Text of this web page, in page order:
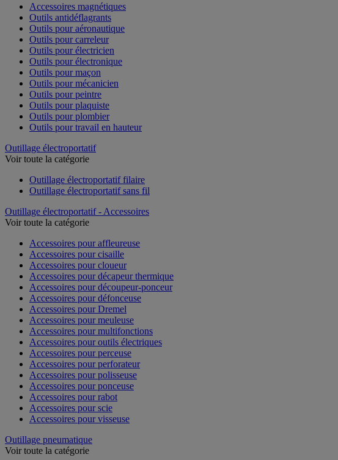
Accessoires magnétiques
Outils antidéflagrants
Outils pour aéronautique
Outils pour carreleur
Outils pour électricien
Outils pour électronique
Outils pour maçon
Outils pour mécanicien
Outils pour peintre
Outils pour plaquiste
Outils pour plombier
Outils pour travail en hauteur
Outillage électroportatif
Voir toute la catégorie
Outillage électroportatif filaire
Outillage électroportatif sans fil
Outillage électroportatif - Accessoires
Voir toute la catégorie
Accessoires pour affleureuse
Accessoires pour cisaille
Accessoires pour cloueur
Accessoires pour décapeur thermique
Accessoires pour découpeur-ponceur
Accessoires pour défonceuse
Accessoires pour Dremel
Accessoires pour meuleuse
Accessoires pour multifonctions
Accessoires pour outils électriques
Accessoires pour perceuse
Accessoires pour perforateur
Accessoires pour polisseuse
Accessoires pour ponceuse
Accessoires pour rabot
Accessoires pour scie
Accessoires pour visseuse
Outillage pneumatique
Voir toute la catégorie